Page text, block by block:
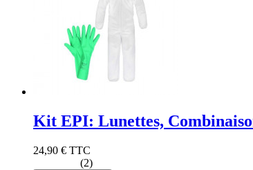
Kit EPI: Lunettes,
24,90 € TTC
(2)